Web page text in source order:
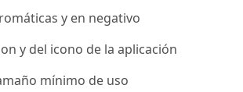
y en negativo
y del icono de la aplicación
mínimo de uso